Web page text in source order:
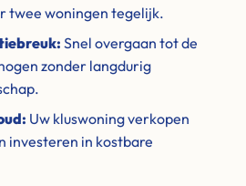
twee woningen tegelijk.
Snel overgaan tot de
zonder langdurig
Uw kluswoning verkopen
investeren in kostbare